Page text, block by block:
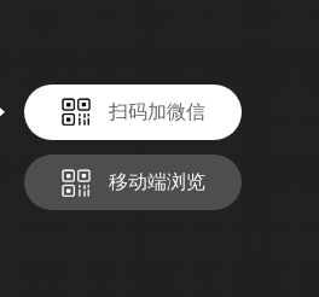
扫码加微信
移动端浏览